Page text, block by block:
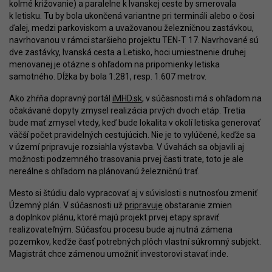
kolmé križovanie) a paralelne k Ivanskej ceste by smerovala
k letisku. Tu by bola ukončená variantne pri termináli alebo o čosi
ďalej, medzi parkoviskom a uvažovanou železničnou zastávkou,
navrhovanou v rámci staršieho projektu TEN-T 17. Navrhované sú
dve zastávky, Ivanská cesta a Letisko, hoci umiestnenie druhej
menovanej je otázne s ohľadom na pripomienky letiska
samotného. Dĺžka by bola 1.281, resp. 1.607 metrov.
Ako zhŕňa dopravný portál iMHD.sk, v súčasnosti má s ohľadom na
očakávané dopyty zmysel realizácia prvých dvoch etáp. Tretia
bude mať zmysel vtedy, keď bude lokalita v okolí letiska generovať
väčší počet pravidelných cestujúcich. Nie je to vylúčené, keďže sa
v území pripravuje rozsiahla výstavba. V úvahách sa objavili aj
možnosti podzemného trasovania prvej časti trate, toto je ale
nereálne s ohľadom na plánovanú železničnú trať.
Mesto si štúdiu dalo vypracovať aj v súvislosti s nutnosťou zmeniť
Územný plán. V súčasnosti už pripravuje obstaranie zmien
a doplnkov plánu, ktoré majú projekt prvej etapy spraviť
realizovateľným. Súčasťou procesu bude aj nutná zámena
pozemkov, keďže časť potrebných plôch vlastní súkromný subjekt.
Magistrát chce zámenou umožniť investorovi stavať inde.